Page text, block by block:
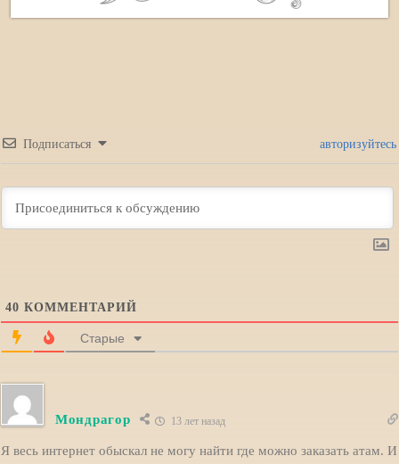
Подписаться авторизуйтесь
40 КОММЕНТАРИЙ
Старые
Мондрагор 13 лет назад
Я весь интернет обыскал не могу найти где можно заказать атам. И